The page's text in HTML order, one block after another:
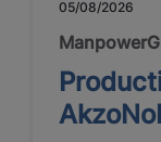
05/08/2026